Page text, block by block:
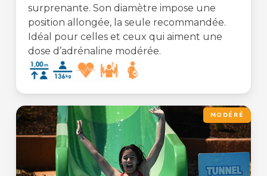
surprenante. Son diamètre impose une
position allongée, la seule recommandée.
Idéal pour celles et ceux qui aiment une
dose d’adrénaline modérée.
MODÉRÉ